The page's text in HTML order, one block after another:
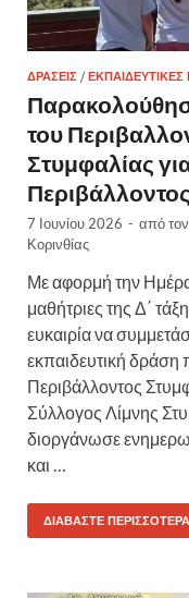
ΔΡΆΣΕΙΣ /ΕΚΠΑΙΔΕΥΤΙΚΈΣ
του
Στυμφαλίας
Περιβάλλοντος
7 Ιουνίου 2026 - από
Κορινθίας
Με αφορμή την Ημέρα
μαθήτριες της Δ΄
ευκαιρία να
εκπαιδευτική
Περιβάλλοντος
Σύλλογος Λίμνης
διοργάνωσε
και …
ΔΙΑΒΆΣΤΕ ΠΕΡΙΣΣΌΤΕΡΑ